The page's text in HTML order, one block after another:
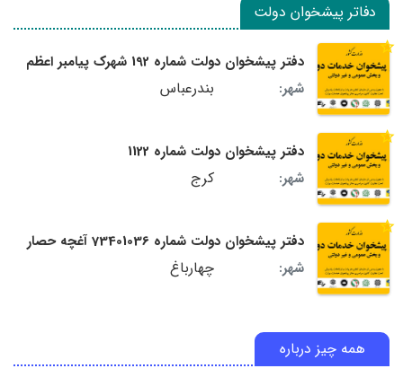
دفاتر پیشخوان دولت
دفتر پیشخوان دولت شماره 192 شهرک پیامبر اعظم
شهر:
بندرعباس
دفتر پیشخوان دولت شماره 1122
شهر:
کرج
دفتر پیشخوان دولت شماره 73401036 آغچه حصار
شهر:
چهارباغ
همه چیز درباره